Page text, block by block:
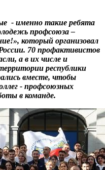
- именно такие ребята
профсоюза –
который организовал
70 профактивистов
а в их числе и
республики
вместе, чтобы
- профсоюзных
в команде.